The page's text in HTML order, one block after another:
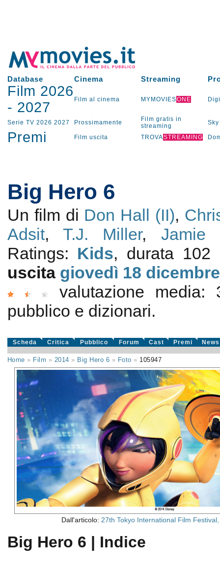
Database Cinema Streaming
Film 2026
- 2027 Film al cinema MYMOVIESONE
Serie TV 2026 2027 Prossimamente
Film gratis in
streaming
Sky
Premi Film uscita TROVASTREAMING
Big Hero 6
Un film di Don Hall (II),
Adsit,T.J. Miller, Jamie
Ratings: Kids, durata
uscita giovedì 18
valutazione media:
pubblico e dizionari.
Scheda Critica Pubblico Forum Cast Premi News
Home » Film » 2014 » Big Hero 6 » Foto » 105947
Dall'articolo: 27th Tokyo International Film
Big Hero 6 | Indice